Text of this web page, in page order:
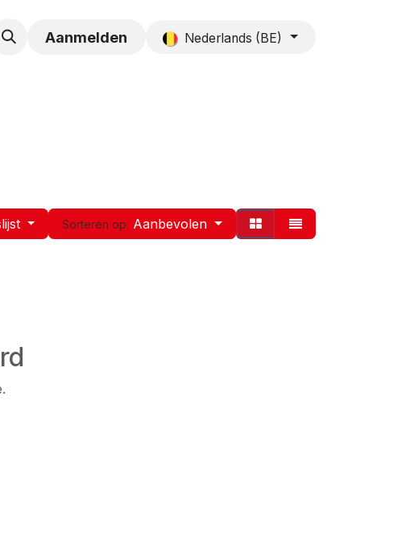
Vacatures Contact
Aanmelden Nederlands (BE)
Sorteren op: Aanbevolen